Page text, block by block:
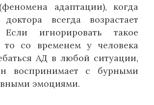
адаптации), когда
всегда возрастает
Если игнорировать такое
то со временем у человека
АД в любой ситуации,
воспринимает с бурными
эмоциями.